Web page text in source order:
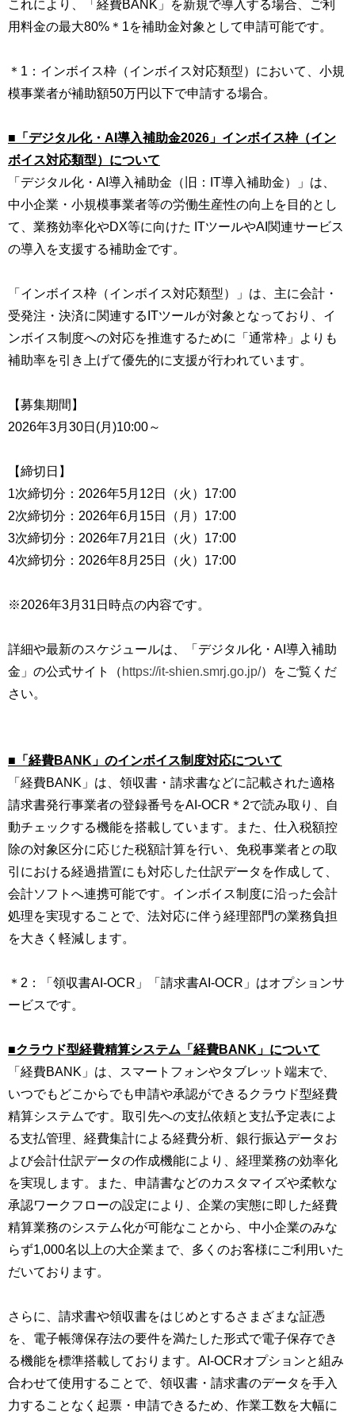
これにより、「経費BANK」を新規で導入する場合、ご利
用料金の最大80%＊1を補助金対象として申請可能です。
＊1：インボイス枠（インボイス対応類型）において、小規
模事業者が補助額50万円以下で申請する場合。
■「デジタル化・AI導入補助金2026」インボイス枠（イン
ボイス対応類型）について
「デジタル化・AI導入補助金（旧：IT導入補助金）」は、
中小企業・小規模事業者等の労働生産性の向上を目的とし
て、業務効率化やDX等に向けた ITツールやAI関連サービス
の導入を支援する補助金です。
「インボイス枠（インボイス対応類型）」は、主に会計・
受発注・決済に関連するITツールが対象となっており、イ
ンボイス制度への対応を推進するために「通常枠」よりも
補助率を引き上げて優先的に支援が行われています。
【募集期間】
2026年3月30日(月)10:00～
【締切日】
1次締切分：2026年5月12日（火）17:00
2次締切分：2026年6月15日（月）17:00
3次締切分：2026年7月21日（火）17:00
4次締切分：2026年8月25日（火）17:00
※2026年3月31日時点の内容です。
詳細や最新のスケジュールは、「デジタル化・AI導入補助
金」の公式サイト（ https://it-shien.smrj.go.jp/）をご覧くだ
さい。
■「経費BANK」のインボイス制度対応について
「経費BANK」は、領収書・請求書などに記載された適格
請求書発行事業者の登録番号をAI-OCR＊2で読み取り、自
動チェックする機能を搭載しています。また、仕入税額控
除の対象区分に応じた税額計算を行い、免税事業者との取
引における経過措置にも対応した仕訳データを作成して、
会計ソフトへ連携可能です。インボイス制度に沿った会計
処理を実現することで、法対応に伴う経理部門の業務負担
を大きく軽減します。
＊2：「領収書AI-OCR」「請求書AI-OCR」はオプションサ
ービスです。
■クラウド型経費精算システム「経費BANK」について
「経費BANK」は、スマートフォンやタブレット端末で、
いつでもどこからでも申請や承認ができるクラウド型経費
精算システムです。取引先への支払依頼と支払予定表によ
る支払管理、経費集計による経費分析、銀行振込データお
よび会計仕訳データの作成機能により、経理業務の効率化
を実現します。また、申請書などのカスタマイズや柔軟な
承認ワークフローの設定により、企業の実態に即した経費
精算業務のシステム化が可能なことから、中小企業のみな
らず1,000名以上の大企業まで、多くのお客様にご利用いた
だいております。
さらに、請求書や領収書をはじめとするさまざまな証憑
を、電子帳簿保存法の要件を満たした形式で電子保存でき
る機能を標準搭載しております。AI-OCRオプションと組み
合わせて使用することで、領収書・請求書のデータを手入
力することなく起票・申請できるため、作業工数を大幅に